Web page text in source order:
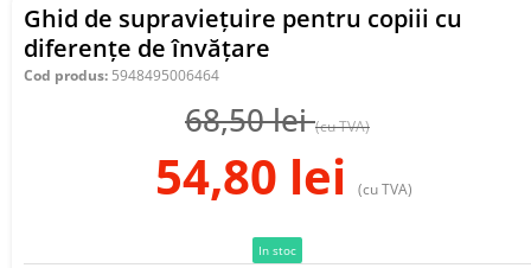
Ghid de supraviețuire pentru copiii cu
diferențe de învățare
Cod produs: 5948495006464
68,50lei (cu TVA)
54,80 lei (cu TVA)
In stoc